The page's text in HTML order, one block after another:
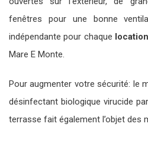
fenêtres pour une bonne
indépendante pour chaque
Mare E Monte.
Pour augmenter votre sécurité: le
désinfectant biologique virucide
terrasse fait également l’objet des